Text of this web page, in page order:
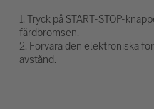
1. Tryck på START-STOP-
färdbromsen.
2. Förvara den elektroniska
avstånd.